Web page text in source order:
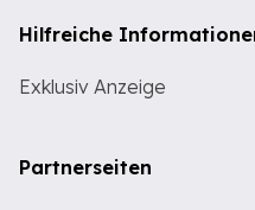
Hilfreiche
Exklusiv Anzeige
Partnerseiten